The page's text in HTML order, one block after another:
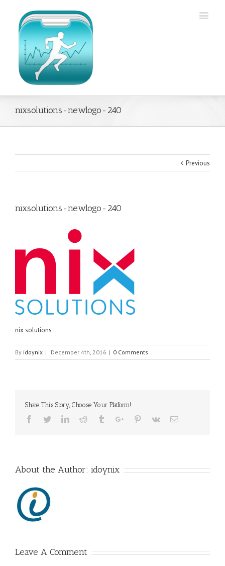
nixsolutions-newlogo-240
Previous
nixsolutions-newlogo-240
nix solutions
By idoynix | December 4th, 2016 | 0 Comments
Share This Story, Choose Your Platform!
Facebook
TwitterLinkedinReddit TumblrGoogle+Pinterest
Vk Email
About the Author: idoynix
Leave A Comment